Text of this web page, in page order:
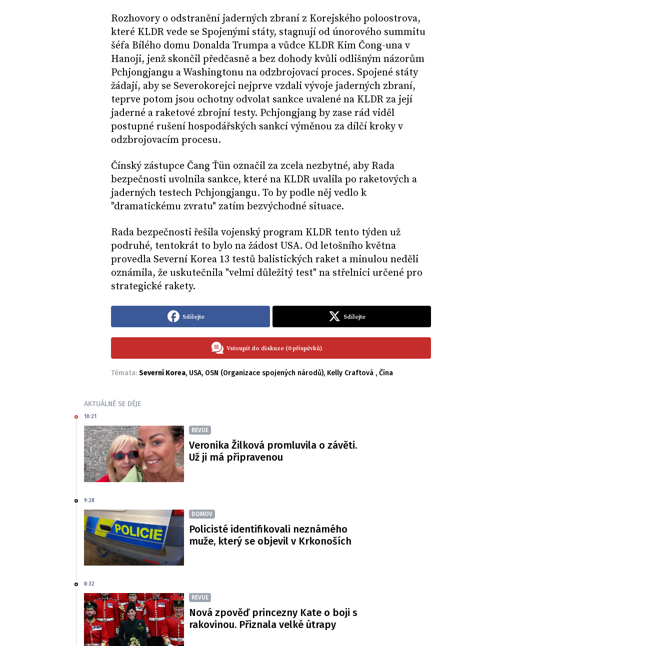
Rozhovory o odstranění jaderných zbraní z Korejského poloostrova,
které KLDR vede se Spojenými státy, stagnují od únorového summitu
šéfa Bílého domu Donalda Trumpa a vůdce KLDR Kim Čong-una v
Hanoji, jenž skončil předčasně a bez dohody kvůli odlišným názorům
Pchjongjangu a Washingtonu na odzbrojovací proces. Spojené státy
žádají, aby se Severokorejci nejprve vzdali vývoje jaderných zbraní,
teprve potom jsou ochotny odvolat sankce uvalené na KLDR za její
jaderné a raketové zbrojní testy. Pchjongjang by zase rád viděl
postupné rušení hospodářských sankcí výměnou za dílčí kroky v
odzbrojovacím procesu.
Čínský zástupce Čang Ťün označil za zcela nezbytné, aby Rada
bezpečnosti uvolnila sankce, které na KLDR uvalila po raketových a
jaderných testech Pchjongjangu. To by podle něj vedlo k
"dramatickému zvratu" zatím bezvýchodné situace.
Rada bezpečnosti řešila vojenský program KLDR tento týden už
podruhé, tentokrát to bylo na žádost USA. Od letošního května
provedla Severní Korea 13 testů balistických raket a minulou neděli
oznámila, že uskutečnila "velmi důležitý test" na střelnici určené pro
strategické rakety.
Sdílejte Sdílejte
Vstoupit do diskuze (0 příspěvků)
Témata: Severní Korea, USA, OSN (Organizace spojených národů), Kelly Craftová , Čína
AKTUÁLNĚ SE DĚJE
10:21
REVUE
Veronika Žilková promluvila o závěti.
Už ji má připravenou
9:28
DOMOV
Policisté identifikovali neznámého
muže, který se objevil v Krkonoších
8:32
REVUE
Nová zpověď princezny Kate o boji s
rakovinou. Přiznala velké útrapy